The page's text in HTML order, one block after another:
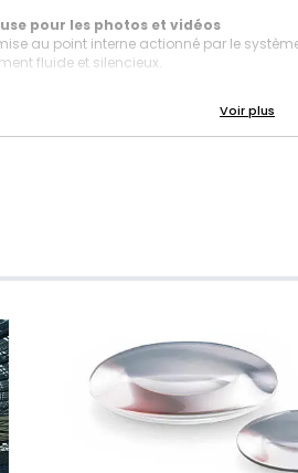
pour les photos et vidéos
au point interne actionné par le
fluide et silencieux.
offre un meilleur contrôle et